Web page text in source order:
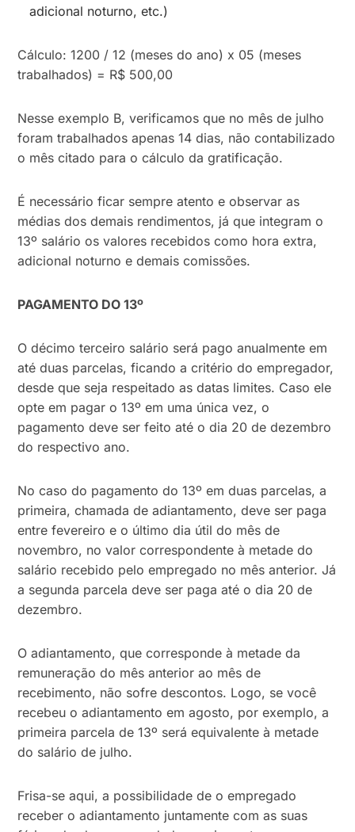
adicional noturno, etc.)
Cálculo: 1200 / 12 (meses do ano) x 05 (meses
trabalhados) = R$ 500,00
Nesse exemplo B, verificamos que no mês de julho
foram trabalhados apenas 14 dias, não contabilizado
o mês citado para o cálculo da gratificação.
É necessário ficar sempre atento e observar as
médias dos demais rendimentos, já que integram o
13º salário os valores recebidos como hora extra,
adicional noturno e demais comissões.
PAGAMENTO DO 13º
O décimo terceiro salário será pago anualmente em
até duas parcelas, ficando a critério do empregador,
desde que seja respeitado as datas limites. Caso ele
opte em pagar o 13º em uma única vez, o
pagamento deve ser feito até o dia 20 de dezembro
do respectivo ano.
No caso do pagamento do 13º em duas parcelas, a
primeira, chamada de adiantamento, deve ser paga
entre fevereiro e o último dia útil do mês de
novembro, no valor correspondente à metade do
salário recebido pelo empregado no mês anterior. Já
a segunda parcela deve ser paga até o dia 20 de
dezembro.
O adiantamento, que corresponde à metade da
remuneração do mês anterior ao mês de
recebimento, não sofre descontos. Logo, se você
recebeu o adiantamento em agosto, por exemplo, a
primeira parcela de 13º será equivalente à metade
do salário de julho.
Frisa-se aqui, a possibilidade de o empregado
receber o adiantamento juntamente com as suas